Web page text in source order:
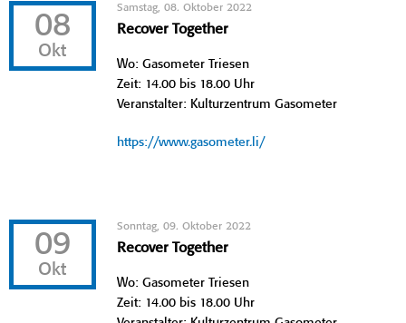
08
Okt
Samstag, 08. Oktober 2022
Recover Together
Wo: Gasometer Triesen
Zeit: 14.00 bis 18.00 Uhr
Veranstalter: Kulturzentrum Gasometer
https://www.gasometer.li/
09
Okt
Sonntag, 09. Oktober 2022
Recover Together
Wo: Gasometer Triesen
Zeit: 14.00 bis 18.00 Uhr